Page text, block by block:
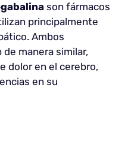
son fármacos
principalmente
Ambos
manera similar,
dolor en el cerebro,
en su